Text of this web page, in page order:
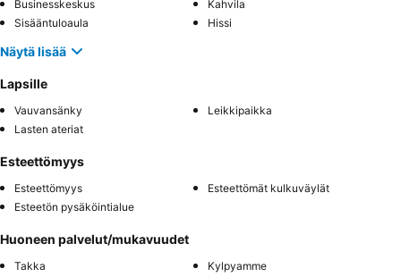
Businesskeskus
Kahvila
Sisääntuloaula
Hissi
Näytä lisää
Lapsille
Vauvansänky
Leikkipaikka
Lasten ateriat
Esteettömyys
Esteettömyys
Esteettömät kulkuväylät
Esteetön pysäköintialue
Huoneen palvelut/mukavuudet
Takka
Kylpyamme